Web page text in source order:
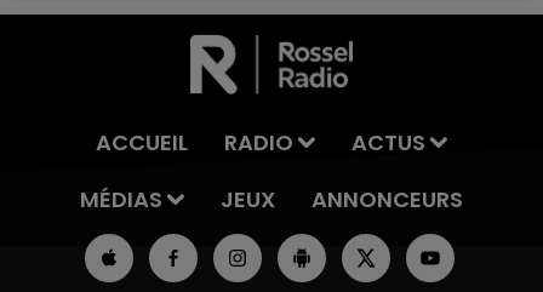
ACCUEIL RADIO
ACTUS
MÉDIAS
JEUX ANNONCEURS